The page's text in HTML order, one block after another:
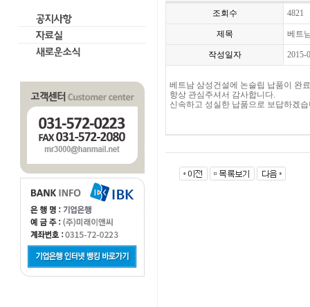
조회수 4821
제목 베트
작성일자 2015-
베트남 삼성건설에 논슬립 납품이 완
항상 관심주셔서 감사합니다.
신속하고 성실한 납품으로 보답하겠